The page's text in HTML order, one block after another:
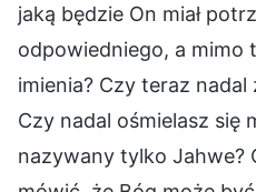
jaką będzie On miał
odpowiedniego, a mimo
imienia? Czy teraz nadal
Czy nadal ośmielasz się
nazywany tylko Jahwe?